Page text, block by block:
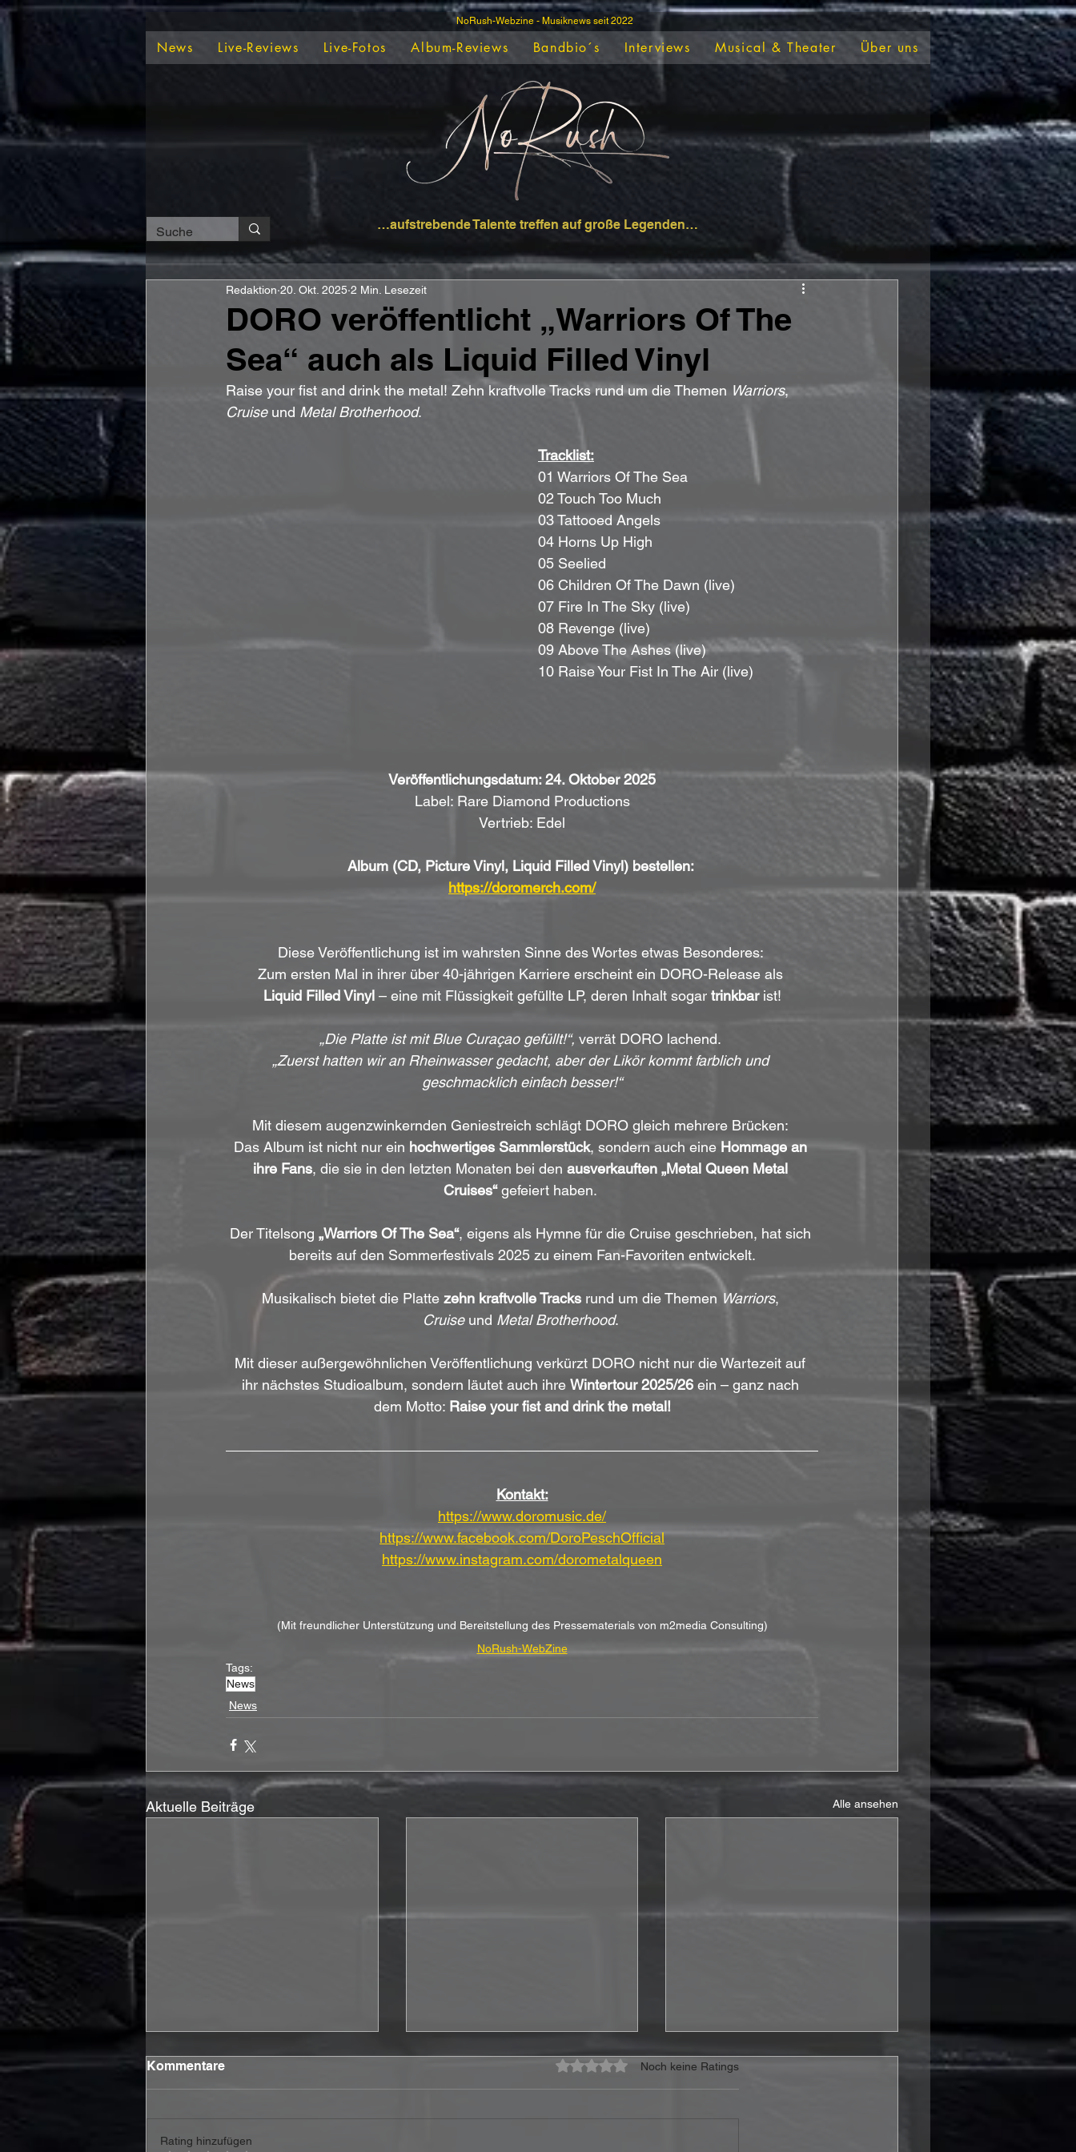
NoRush-Webzine - Musiknews seit 2022
News Live-Reviews Live-Fotos Album-Reviews Bandbio´s Interviews Musical & Theater Über uns
…aufstrebende Talente treffen auf große Legenden…
DORO veröffentlicht „Warriors Of The
Sea“ auch als Liquid Filled Vinyl
Redaktion 20. Okt. 2025 2 Min. Lesezeit
Raise your fist and drink the metal! Zehn kraftvolle Tracks rund um die Themen Warriors,
Cruise und Metal Brotherhood.
Tracklist:
01 Warriors Of The Sea
02 Touch Too Much
03 Tattooed Angels
04 Horns Up High
05 Seelied
06 Children Of The Dawn (live)
07 Fire In The Sky (live)
08 Revenge (live)
09 Above The Ashes (live)
10 Raise Your Fist In The Air (live)
Veröffentlichungsdatum: 24. Oktober 2025
Label: Rare Diamond Productions
Vertrieb: Edel
Album (CD, Picture Vinyl, Liquid Filled Vinyl) bestellen:
https://doromerch.com/
Diese Veröffentlichung ist im wahrsten Sinne des Wortes etwas Besonderes:
Zum ersten Mal in ihrer über 40-jährigen Karriere erscheint ein DORO-Release als
Liquid Filled Vinyl – eine mit Flüssigkeit gefüllte LP, deren Inhalt sogar trinkbar ist!
„Die Platte ist mit Blue Curaçao gefüllt!“, verrät DORO lachend.
„Zuerst hatten wir an Rheinwasser gedacht, aber der Likör kommt farblich und
geschmacklich einfach besser!“
Mit diesem augenzwinkernden Geniestreich schlägt DORO gleich mehrere Brücken:
Das Album ist nicht nur ein hochwertiges Sammlerstück, sondern auch eine Hommage an
ihre Fans, die sie in den letzten Monaten bei den ausverkauften „Metal Queen Metal
Cruises“ gefeiert haben.
Der Titelsong „Warriors Of The Sea“, eigens als Hymne für die Cruise geschrieben, hat sich
bereits auf den Sommerfestivals 2025 zu einem Fan-Favoriten entwickelt.
Musikalisch bietet die Platte zehn kraftvolle Tracks rund um die Themen Warriors,
Cruise und Metal Brotherhood.
Mit dieser außergewöhnlichen Veröffentlichung verkürzt DORO nicht nur die Wartezeit auf
ihr nächstes Studioalbum, sondern läutet auch ihre Wintertour 2025/26 ein – ganz nach
dem Motto: Raise your fist and drink the metal!
Kontakt:
https://www.doromusic.de/
https://www.facebook.com/DoroPeschOfficial
https://www.instagram.com/dorometalqueen
(Mit freundlicher Unterstützung und Bereitstellung des Pressematerials von m2media Consulting)
NoRush-WebZine
Tags:
News
News
Aktuelle Beiträge Alle ansehen
Kommentare Mit 0 von 5 Sternen bewertet.
Noch keine Ratings
Rating hinzufügen